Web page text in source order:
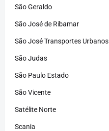
São Geraldo
São José de Ribamar
São José Transportes Urbanos
São Judas
São Paulo Estado
São Vicente
Satélite Norte
Scania